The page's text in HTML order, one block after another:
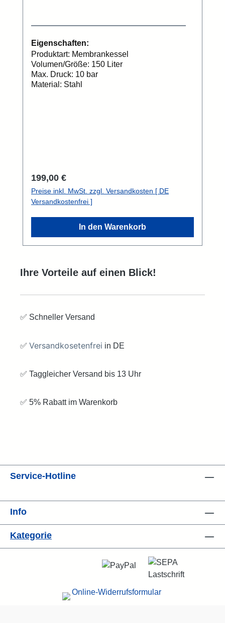
Eigenschaften:
Produktart: Membrankessel
Volumen/Größe: 150 Liter
Max. Druck: 10 bar
Material: Stahl
Regulärer Preis:
199,00 €
Preise inkl. MwSt. zzgl. Versandkosten [ DE
Versandkostenfrei ]
In den Warenkorb
Ihre Vorteile auf einen Blick!
✅ Schneller Versand
✅ Versandkosetenfrei in DE
✅ Taggleicher Versand bis 13 Uhr
✅ 5% Rabatt im Warenkorb
Service-Hotline
Info
Kategorie